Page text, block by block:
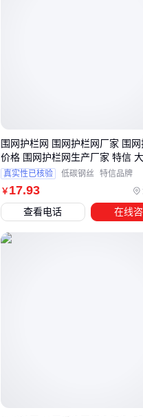
三、如何根据
不同使用场景需
选用链节围栏
预算参考：
比赛级场地
推荐框架式围
预算参考：60-
临时场地
注意：这类产
提升3倍，但日
四、围网安装
很多采购者会忽
的
￥ 17.93
围网护栏网 围网护栏网厂家 围网
价格 围网护栏网生产厂家 特信
真实性已核验 低碳钢丝 特信品牌
查看电话 在线